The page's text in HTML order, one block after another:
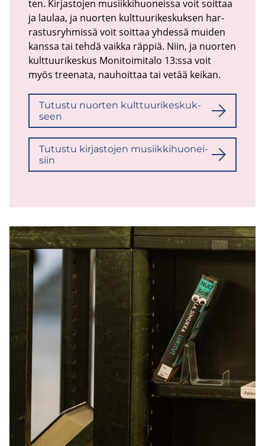
ten. Kir­jas­to­jen musiik­ki­huo­neis­sa voit soit­taa
ja lau­laa, ja nuor­ten kult­tuu­ri­kes­kuk­sen har­
ras­tus­ryh­mis­sä voit soit­taa yh­des­sä mui­den
kans­sa tai tehdä vaik­ka räp­piä. Niin, ja nuor­ten
kult­tuu­ri­kes­kus Mo­ni­toi­mi­ta­lo 13:ssa voit
myös tree­na­ta, nau­hoit­taa tai vetää kei­kan.
Tu­tus­tu nuor­ten kult­tuu­ri­kes­kuk­
seen
Tu­tus­tu kir­jas­to­jen musiik­ki­huo­nei­
siin